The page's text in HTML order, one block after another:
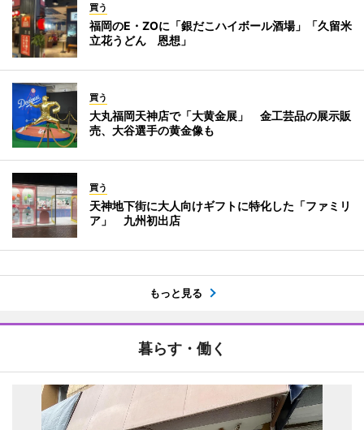
買う
福岡のE・ZOに「銀だこハイボール酒場」「久留米
立花うどん 恩想」
買う
大丸福岡天神店で「大黄金展」 金工芸品の展示販
売、大谷選手の黄金像も
買う
天神地下街に大人向けギフトに特化した「ファミリ
ア」 九州初出店
もっと見る
暮らす・働く